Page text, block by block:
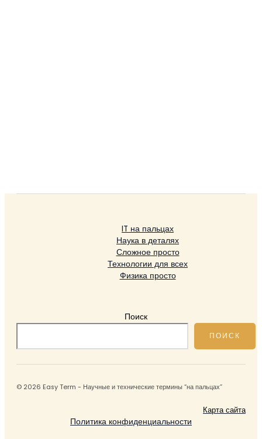
IT на пальцах
Наука в деталях
Сложное просто
Технологии для всех
Физика просто
Поиск
ПОИСК
© 2026 Easy Term - Научные и технические термины “на пальцах”
Карта сайта
Политика конфиденциальности